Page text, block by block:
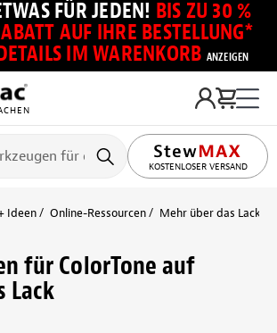
FÜR JEDEN! BIS ZU 30 %
AUF IHRE BESTELLUNG*
IM WARENKORB ANZEIGEN
KOSTENLOSER VERSAND
Ideen Online-Ressourcen Mehr über das
für ColorTone auf
Lack